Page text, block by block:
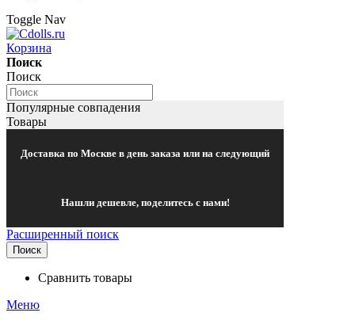
Toggle Nav
Корзина
Поиск
Поиск
Популярные совпадения
Товары
Доставка по Москве в день заказа или на следующий
Нашли дешевле, поделитесь с нами!
Расширенный поиск
Поиск
Сравнить товары
Меню